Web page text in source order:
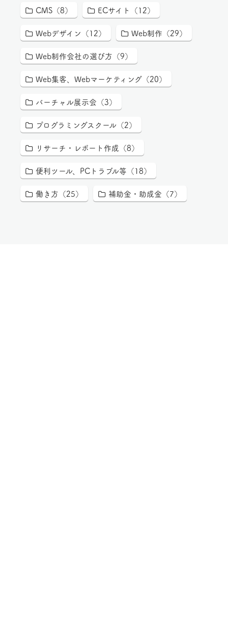
CMS（8） ECサイト（12）
Webデザイン（12） Web制作（29）
Web制作会社の選び方（9）
Web集客、Webマーケティング（20）
バーチャル展示会（3）
プログラミングスクール（2）
リサーチ・レポート作成（8）
便利ツール、PCトラブル等（18）
働き方（25） 補助金・助成金（7）